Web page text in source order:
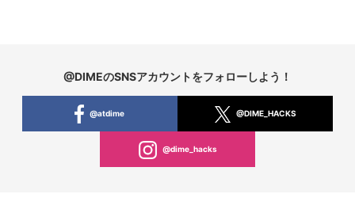
@DIMEのSNSアカウントをフォローしよう！
@atdime @DIME_HACKS
@dime_hacks